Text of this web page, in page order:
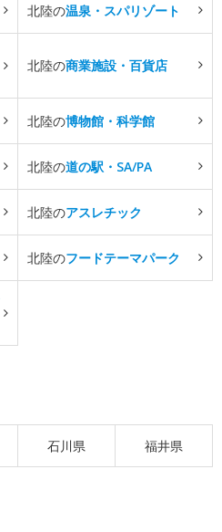
北陸の温泉・スパリゾート
北陸の商業施設・百貨店
北陸の博物館・科学館
北陸の道の駅・SA/PA
北陸のアスレチック
北陸のフードテーマパーク
石川県 福井県